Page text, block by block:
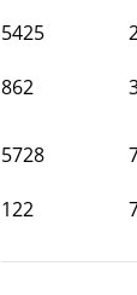
5425
862
5728
122